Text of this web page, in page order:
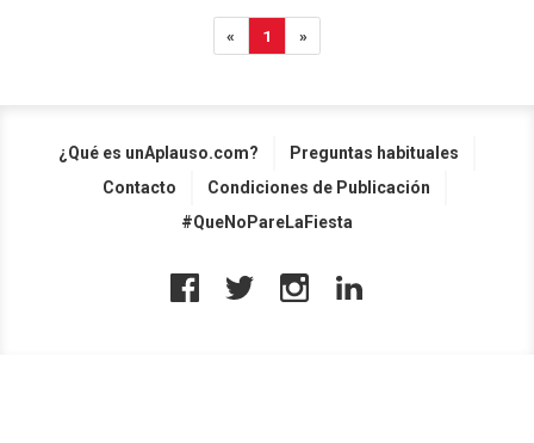
« 1 »
¿Qué es unAplauso.com?
Preguntas habituales
Contacto
Condiciones de Publicación
#QueNoPareLaFiesta